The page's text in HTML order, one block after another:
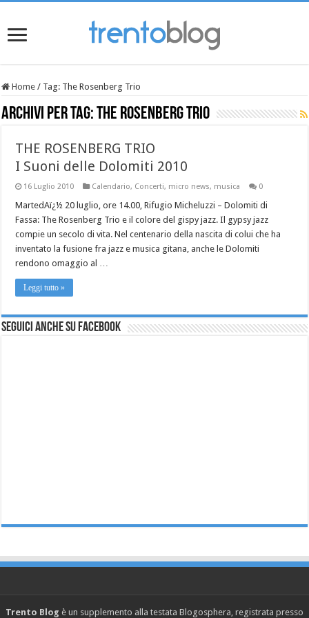
Home / Tag: The Rosenberg Trio
Archivi per tag:The Rosenberg Trio
THE ROSENBERG TRIO
I Suoni delle Dolomiti 2010
16 Luglio 2010 Calendario, Concerti, micro news, musica 0
MartedAï¿½ 20 luglio, ore 14.00, Rifugio Micheluzzi – Dolomiti di
Fassa: The Rosenberg Trio e il colore del gispy jazz. Il gypsy jazz
compie un secolo di vita. Nel centenario della nascita di colui che ha
inventato la fusione fra jazz e musica gitana, anche le Dolomiti
rendono omaggio al …
Leggi tutto »
Seguici anche su Facebook
Trento Blog è un supplemento alla testata Blogosphera, registrata presso